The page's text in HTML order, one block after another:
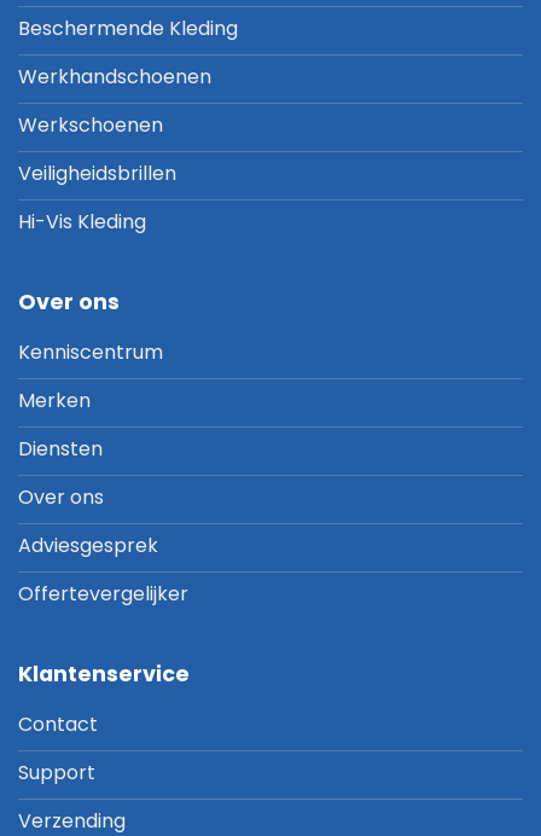
Beschermende Kleding
Werkhandschoenen
Werkschoenen
Veiligheidsbrillen
Hi-Vis Kleding
Over ons
Kenniscentrum
Merken
Diensten
Over ons
Adviesgesprek
Offertevergelijker
Klantenservice
Contact
Support
Verzending